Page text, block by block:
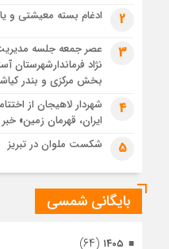
رئوف
تصاویر هوایی مراسم تشییع
مراسم تشییع پیکر مطهر
تصاویری از تراکم جمعیت
اشرف
2 ادغام بسته معیشتی و
3
عصر جمعه جلسه
نژاد فرماندارشهرستان
بخش مرکزی و بندر
4
شهردار لاهیجان از
ایران، قهرمان زمین» خبر
5 شکست ملوان در تبریز
بایگانی شمسی
۱۴۰۵ (۶۴)